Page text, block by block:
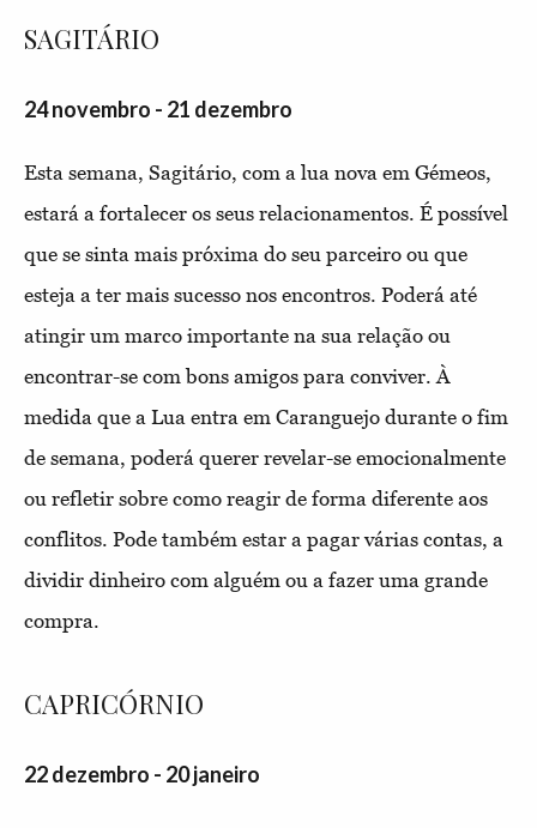
SAGITÁRIO
24 novembro - 21 dezembro
Esta semana, Sagitário, com a lua nova em Gémeos,
estará a fortalecer os seus relacionamentos. É possível
que se sinta mais próxima do seu parceiro ou que
esteja a ter mais sucesso nos encontros. Poderá até
atingir um marco importante na sua relação ou
encontrar-se com bons amigos para conviver. À
medida que a Lua entra em Caranguejo durante o fim
de semana, poderá querer revelar-se emocionalmente
ou refletir sobre como reagir de forma diferente aos
conflitos. Pode também estar a pagar várias contas, a
dividir dinheiro com alguém ou a fazer uma grande
compra.
CAPRICÓRNIO
22 dezembro - 20 janeiro